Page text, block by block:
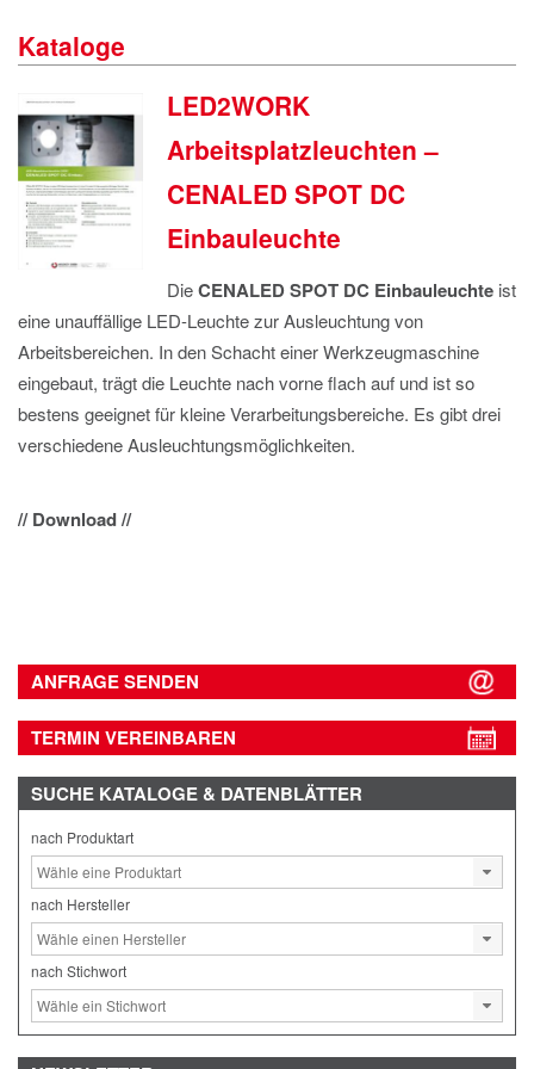
DATENSCHUTZ
Kataloge
LED2WORK
Arbeitsplatzleuchten –
CENALED SPOT DC
Einbauleuchte
DieCENALED SPOT DC Einbauleuchteist
eine unauffällige LED-Leuchte zur Ausleuchtung von
Arbeitsbereichen. In den Schacht einer Werkzeugmaschine
eingebaut, trägt die Leuchte nach vorne flach auf und ist so
bestens geeignet für kleine Verarbeitungsbereiche. Es gibt drei
verschiedene Ausleuchtungsmöglichkeiten.
// Download //
ANFRAGE SENDEN
TERMIN VEREINBAREN
SUCHE KATALOGE & DATENBLÄTTER
nach Produktart
nach Hersteller
nach Stichwort